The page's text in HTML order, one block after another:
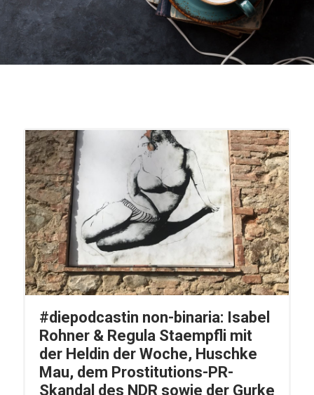
#diepodcastin non-binaria: Isabel
Rohner & Regula Staempfli mit
der Heldin der Woche, Huschke
Mau, dem Prostitutions-PR-
Skandal des NDR sowie der Gurke